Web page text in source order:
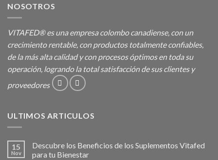
NOSOTROS
VITAFED® es una empresa colombo canadiense, con un
crecimiento rentable, con productos totalmente confiables,
de la más alta calidad y con procesos óptimos en toda su
operación, logrando la total satisfacción de sus clientes y
proveedores
ULTIMOS ARTICULOS
15
Nov
Descubre los Beneficios de los Suplementos Vitafed
para tu Bienestar